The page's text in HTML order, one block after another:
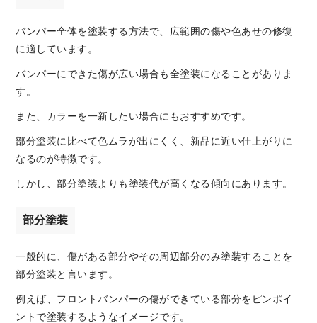
バンパー全体を塗装する方法で、広範囲の傷や色あせの修復
に適しています。
バンパーにできた傷が広い場合も全塗装になることがありま
す。
また、カラーを一新したい場合にもおすすめです。
部分塗装に比べて色ムラが出にくく、新品に近い仕上がりに
なるのが特徴です。
しかし、部分塗装よりも塗装代が高くなる傾向にあります。
部分塗装
一般的に、傷がある部分やその周辺部分のみ塗装することを
部分塗装と言います。
例えば、フロントバンパーの傷ができている部分をピンポイ
ントで塗装するようなイメージです。